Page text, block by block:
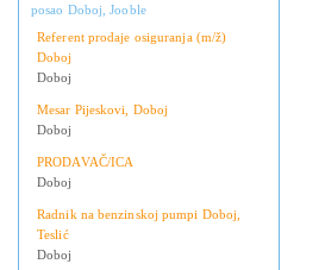
posao Doboj, Jooble
Referent prodaje osiguranja (m/ž)
Doboj
Doboj
Mesar Pijeskovi, Doboj
Doboj
PRODAVAČ/ICA
Doboj
Radnik na benzinskoj pumpi Doboj,
Teslić
Doboj